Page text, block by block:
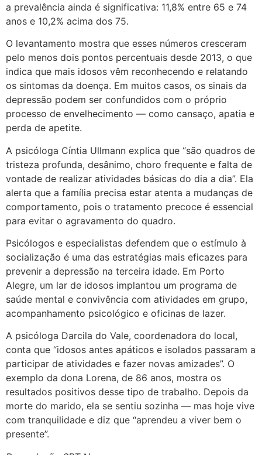
a prevalência ainda é significativa: 11,8% entre 65 e 74
anos e 10,2% acima dos 75.
O levantamento mostra que esses números cresceram
pelo menos dois pontos percentuais desde 2013, o que
indica que mais idosos vêm reconhecendo e relatando
os sintomas da doença. Em muitos casos, os sinais da
depressão podem ser confundidos com o próprio
processo de envelhecimento — como cansaço, apatia e
perda de apetite.
A psicóloga Cíntia Ullmann explica que “são quadros de
tristeza profunda, desânimo, choro frequente e falta de
vontade de realizar atividades básicas do dia a dia”. Ela
alerta que a família precisa estar atenta a mudanças de
comportamento, pois o tratamento precoce é essencial
para evitar o agravamento do quadro.
Psicólogos e especialistas defendem que o estímulo à
socialização é uma das estratégias mais eficazes para
prevenir a depressão na terceira idade. Em Porto
Alegre, um lar de idosos implantou um programa de
saúde mental e convivência com atividades em grupo,
acompanhamento psicológico e oficinas de lazer.
A psicóloga Darcila do Vale, coordenadora do local,
conta que “idosos antes apáticos e isolados passaram a
participar de atividades e fazer novas amizades”. O
exemplo da dona Lorena, de 86 anos, mostra os
resultados positivos desse tipo de trabalho. Depois da
morte do marido, ela se sentiu sozinha — mas hoje vive
com tranquilidade e diz que “aprendeu a viver bem o
presente”.